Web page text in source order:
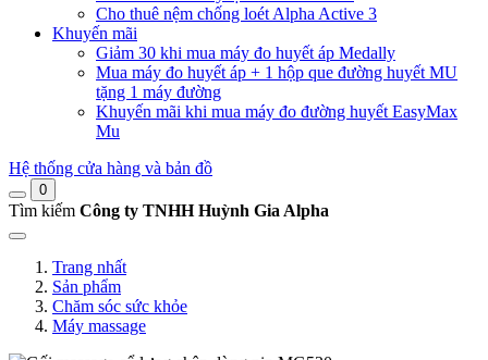
Cho thuê nệm chống loét Alpha Active 3
Khuyến mãi
Giảm 30 khi mua máy đo huyết áp Medally
Mua máy đo huyết áp + 1 hộp que đường huyết MU
tặng 1 máy đường
Khuyến mãi khi mua máy đo đường huyết EasyMax
Mu
Hệ thống cửa hàng và bản đồ
0
Tìm kiếm Công ty TNHH Huỳnh Gia Alpha
Trang nhất
Sản phẩm
Chăm sóc sức khỏe
Máy massage